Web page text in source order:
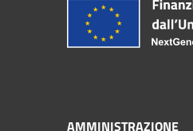
AMMINISTRAZIONE